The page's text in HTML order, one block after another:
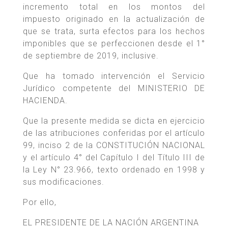
incremento total en los montos del
impuesto originado en la actualización de
que se trata, surta efectos para los hechos
imponibles que se perfeccionen desde el 1°
de septiembre de 2019, inclusive.
Que ha tomado intervención el Servicio
Jurídico competente del MINISTERIO DE
HACIENDA.
Que la presente medida se dicta en ejercicio
de las atribuciones conferidas por el artículo
99, inciso 2 de la CONSTITUCIÓN NACIONAL
y el artículo 4° del Capítulo I del Título III de
la Ley N° 23.966, texto ordenado en 1998 y
sus modificaciones.
Por ello,
EL PRESIDENTE DE LA NACIÓN ARGENTINA